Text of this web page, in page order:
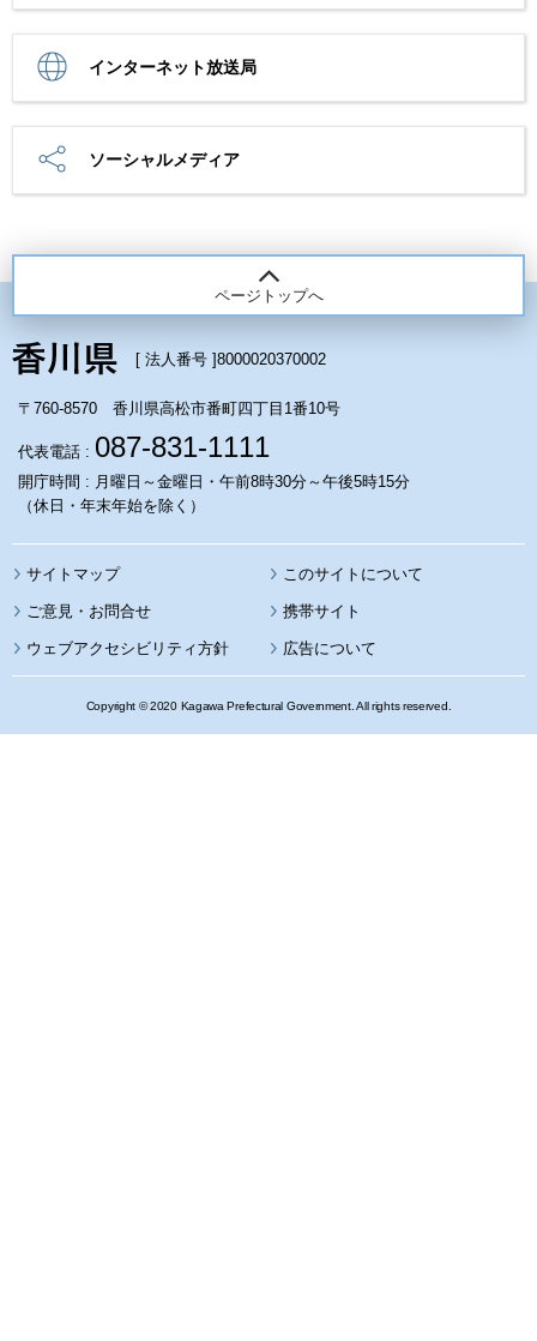
インターネット放送局
ソーシャルメディア
ページトップへ
[ 法人番号 ]8000020370002
〒760-8570 香川県高松市番町四丁目1番10号
代表電話 : 087-831-1111
開庁時間 : 月曜日～金曜日・午前8時30分～午後5時15分
（休日・年末年始を除く）
サイトマップ このサイトについて
携帯サイト
ウェブアクセシビリティ方針 広告について
Copyright © 2020 Kagawa Prefectural Government. All rights reserved.